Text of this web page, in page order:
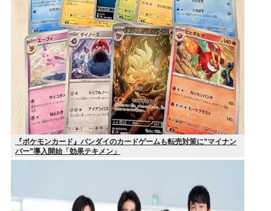
『ポケモンカード』バンダイのカードゲームも転売対策に”マイナン
バー”導入開始「効果テキメン」